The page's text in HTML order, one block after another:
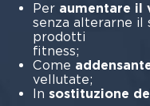
Per aumentare il
senza alterarne il
prodotti
Come
In sostituzione